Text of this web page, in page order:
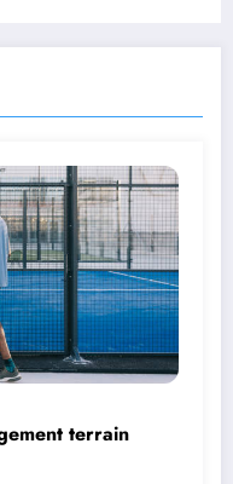
terrain